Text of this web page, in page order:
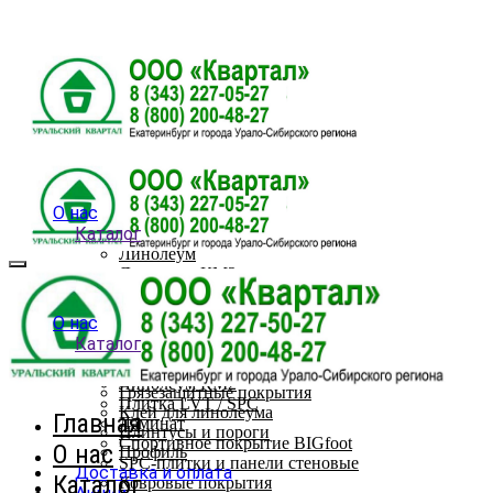
О нас
Каталог
Линолеум
Линолеум КМ2
Плитка LVT / SPC
Ламинат
Спортивное покрытие BIGfoot
SPC-плитки и панели стеновые
Ковровые покрытия
Грязезащитные покрытия
Клей для линолеума
Плинтусы и пороги
Профиль
Доставка и оплата
О нас
Каталог
Линолеум
Линолеум КМ2
Плитка LVT / SPC
Ламинат
Спортивное покрытие BIGfoot
SPC-плитки и панели стеновые
Ковровые покрытия
Главная
О нас
Каталог